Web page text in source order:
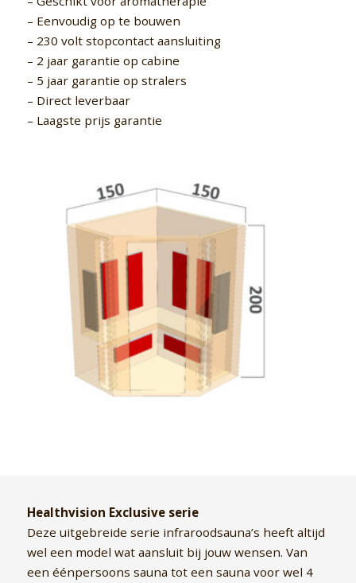
– Eenvoudig op te bouwen
– 230 volt stopcontact aansluiting
– 2 jaar garantie op cabine
– 5 jaar garantie op stralers
– Direct leverbaar
– Laagste prijs garantie
Healthvision Exclusive serie
Deze uitgebreide serie infraroodsauna’s heeft altijd
wel een model wat aansluit bij jouw wensen. Van
een éénpersoons sauna tot een sauna voor wel 4